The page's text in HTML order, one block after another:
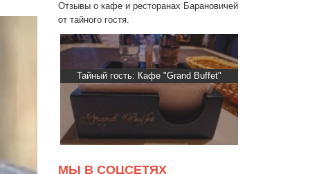
Отзывы о кафе и ресторанах Барановичей
от тайного гостя.
Тайный гость: Кафе "Grand Buffet"
МЫ В СОЦСЕТЯХ